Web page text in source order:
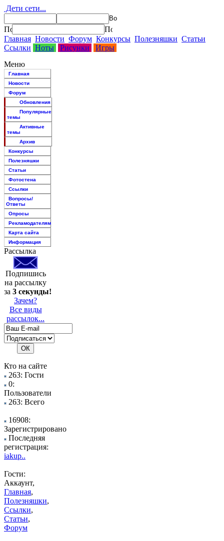
Дети сети...
Главная Новости Форум Конкурсы Полезняшки Статьи
Ссылки Ноты Рисунки
Игры
Меню
Главная
Новости
Форум
Обновления
Популярные
темы
Активные
темы
Архив
Конкурсы
Полезняшки
Статьи
Фотостена
Ссылки
Вопросы/
Ответы
Опросы
Рекламодателям
Карта сайта
Информация
Рассылка
Подпишись
на рассылку
за 3 секунды!
Зачем?
Все виды
рассылок...
Кто на сайте
263: Гости
0:
Пользователи
263: Всего
16908:
Зарегистрировано
Последняя
регистрация:
iakup..
Гости:
Аккаунт,
Главная,
Полезняшки,
Ссылки,
Статьи,
Форум